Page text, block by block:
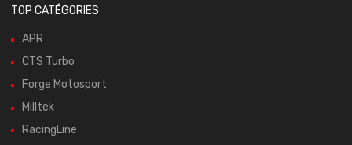
TOP CATÉGORIES
APR
CTS Turbo
Forge Motosport
Milltek
RacingLine